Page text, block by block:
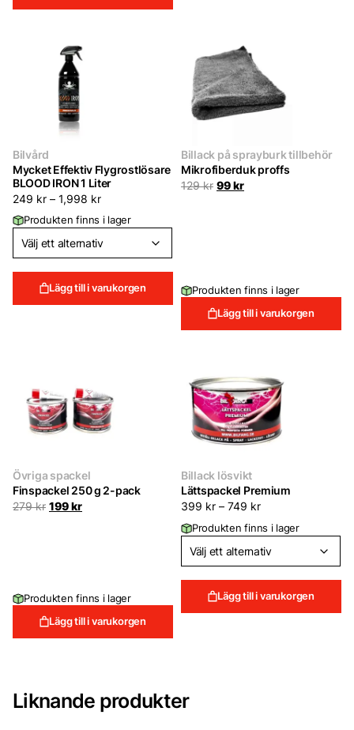
Bilvård
Mycket Effektiv Flygrostlösare
BLOOD IRON 1 Liter
249 kr – 1,998 kr
Produkten finns i lager
Lägg till i varukorgen
Billack på sprayburk tillbehör
Mikrofiberduk proffs
129kr Det
99krDet
Produkten finns i lager
Lägg till i varukorgen
Övriga spackel
Finspackel 250 g 2-pack
279kr Det
199krDet
Produkten finns i lager
Lägg till i varukorgen
Billack lösvikt
Lättspackel Premium
399 kr – 749 kr
Produkten finns i lager
Lägg till i varukorgen
Liknande produkter